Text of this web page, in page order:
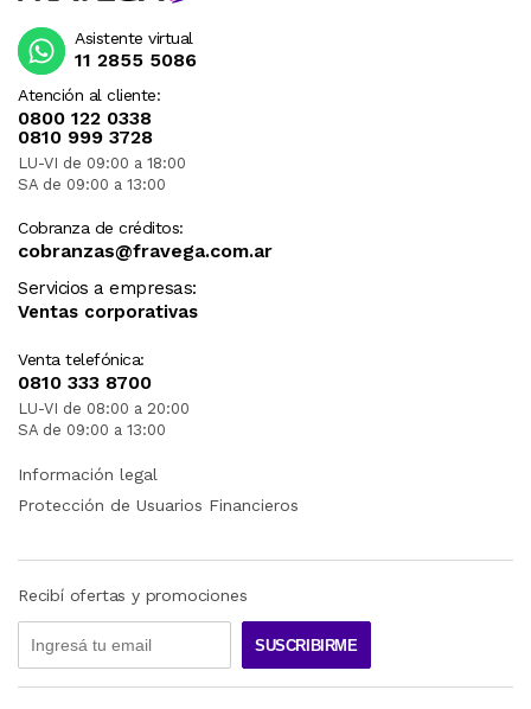
Atención al cliente:
0800 122 0338
0810 999 3728
LU-VI de 09:00 a 18:00
SA de 09:00 a 13:00
Cobranza de créditos:
cobranzas@fravega.com.ar
Servicios a empresas:
Ventas corporativas
Venta telefónica:
0810 333 8700
LU-VI de 08:00 a 20:00
SA de 09:00 a 13:00
Asistente virtual
11 2855 5086
Información legal
Protección de Usuarios Financieros
Recibí ofertas y promociones
SUSCRIBIRME